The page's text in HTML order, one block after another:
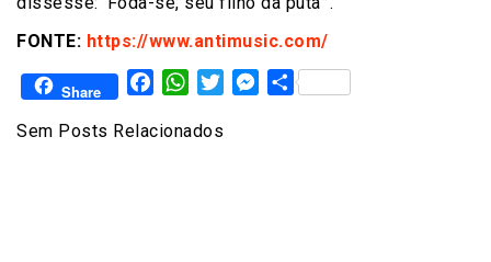
FONTE: https://www.antimusic.com/
Share FacebookWhatsAppTwitterMessenger
Share
Sem Posts Relacionados